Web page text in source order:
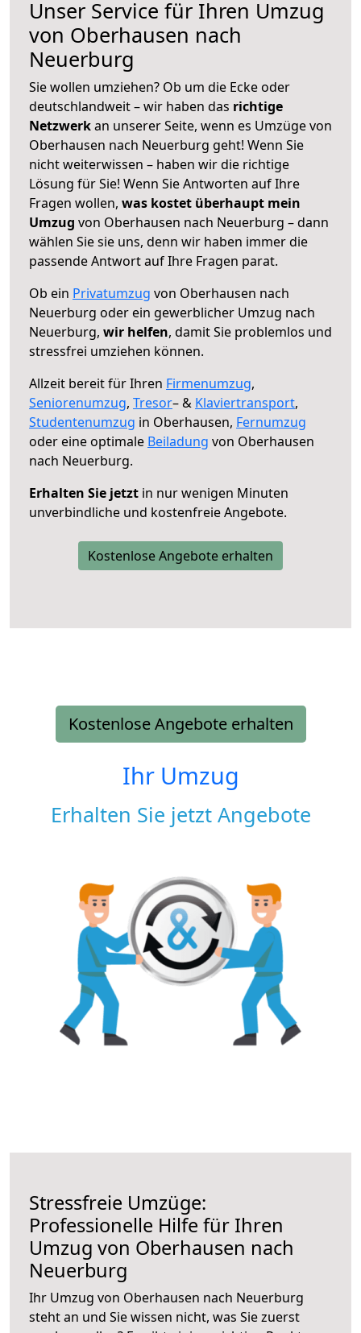
Unser Service für Ihren Umzug
von Oberhausen nach
Neuerburg
Sie wollen umziehen? Ob um die Ecke oder
deutschlandweit – wir haben das richtige
Netzwerkan unserer Seite, wenn es Umzüge von
Oberhausen nach Neuerburg geht! Wenn Sie
nicht weiterwissen – haben wir die richtige
Lösung für Sie! Wenn Sie Antworten auf Ihre
Fragen wollen, was kostet überhaupt mein
Umzug von Oberhausen nach Neuerburg – dann
wählen Sie sie uns, denn wir haben immer die
passende Antwort auf Ihre Fragen parat.
Ob ein Privatumzug von Oberhausen nach
Neuerburg oder ein gewerblicher Umzug nach
Neuerburg, wir helfen, damit Sie problemlos und
stressfrei umziehen können.
Allzeit bereit für Ihren Firmenumzug,
Seniorenumzug, Tresor– & Klaviertransport,
Studentenumzug in Oberhausen, Fernumzug
oder eine optimale Beiladung von Oberhausen
nach Neuerburg.
Erhalten Sie jetzt in nur wenigen Minuten
unverbindliche und kostenfreie Angebote.
Kostenlose Angebote erhalten
Kostenlose Angebote erhalten
Ihr Umzug
Erhalten Sie jetzt Angebote
Stressfreie Umzüge:
Professionelle Hilfe für Ihren
Umzug von Oberhausen nach
Neuerburg
Ihr Umzug von Oberhausen nach Neuerburg
steht an und Sie wissen nicht, was Sie zuerst